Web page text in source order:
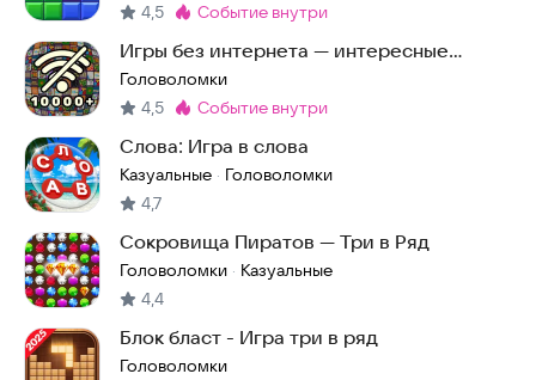
4,5 Метка:
событие внутри
Игры без интернета — интересные
головоломки офлайн
Головоломки
4,5 Метка:
событие внутри
Слова: Игра в слова
Казуальные · Головоломки
4,7
Сокровища Пиратов — Три в Ряд
Головоломки · Казуальные
4,4
Блок бласт - Игра три в ряд
Головоломки